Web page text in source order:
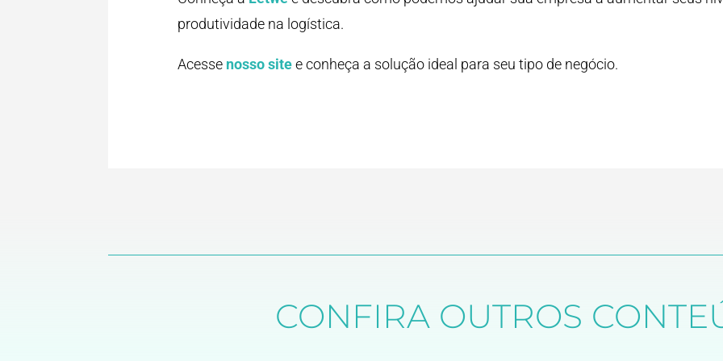
produtividade na logística.
Acesse nosso sitee conheça a solução ideal para seu tipo de negócio.
CONFIRA OUTROS